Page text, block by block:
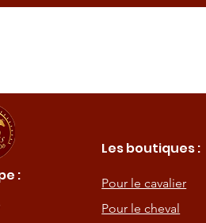
:
Les boutiques :
Pour le cavalier
Pour le cheval